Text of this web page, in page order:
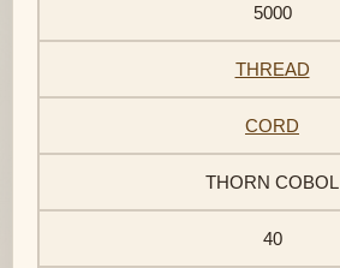
5000
THREAD
CORD
THORN COBOL
40